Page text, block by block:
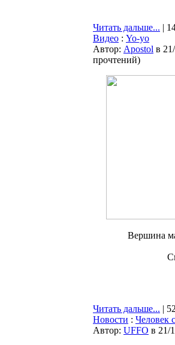
Читать дальше... |
Видео : Yo-yo
Автор: Apostol в
прочтений)
Вершина
Читать дальше... |
Новости : Человек
Автор: UFFO в 21/